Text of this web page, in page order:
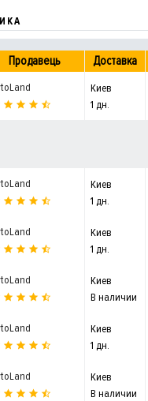
Продавець Доставка
Киев
1 дн.
Киев
1 дн.
Киев
1 дн.
Киев
В наличии
Киев
1 дн.
Киев
В наличии